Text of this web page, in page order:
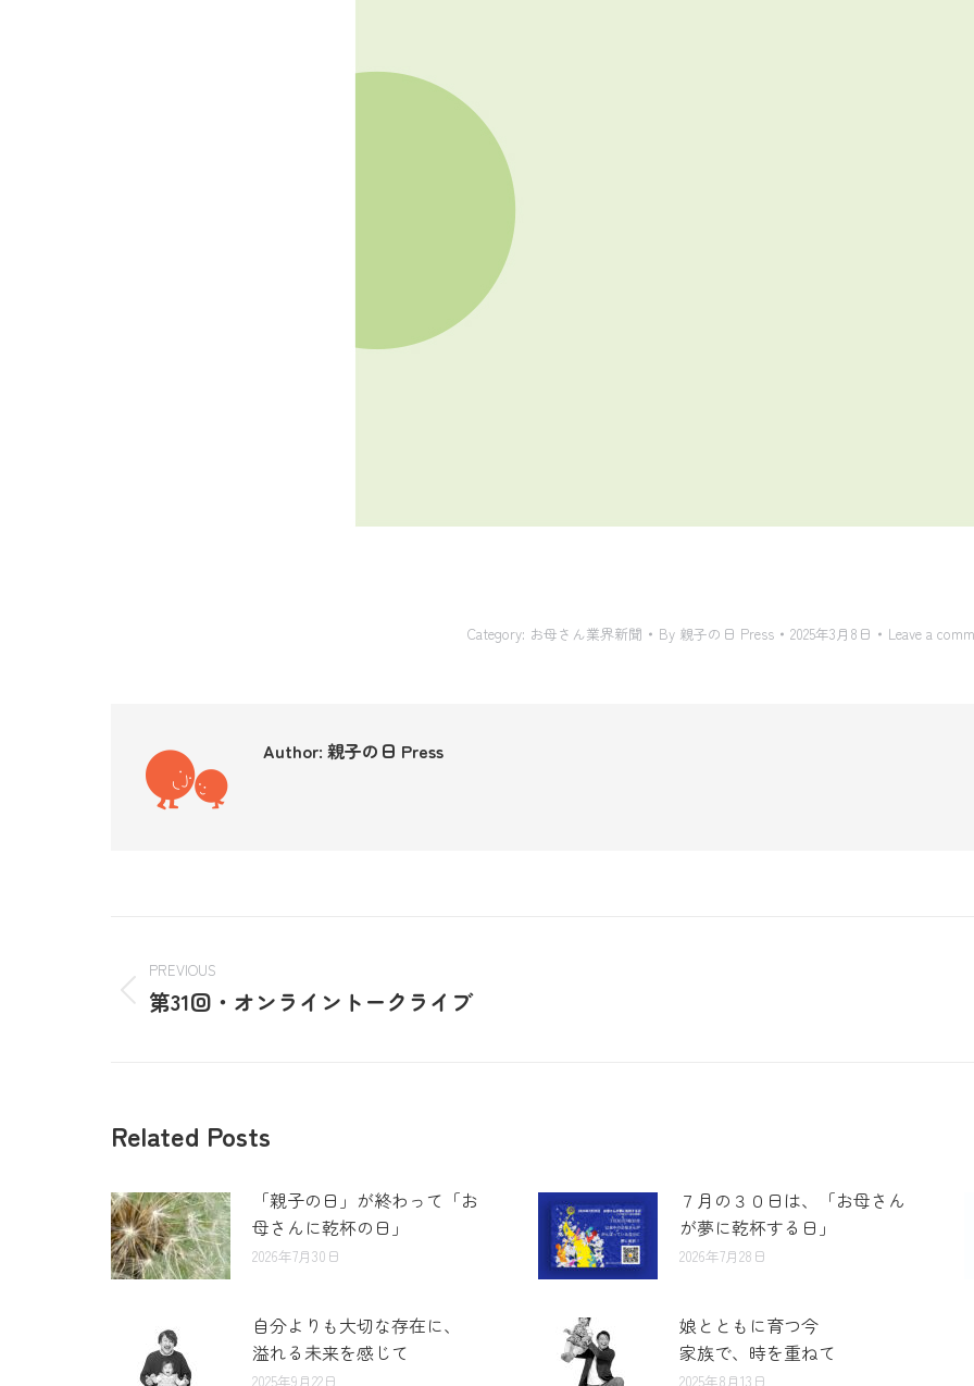
Category: お母さん業界新聞 By 親子の日 Press 2025年3月8日 Leave a
Author: 親子の日 Press
PREVIOUS
第31回・オンライントークライブ
Related Posts
「親子の日」が終わって「お
母さんに乾杯の日」
2026年7月30日
７月の３０日は、「お母さん
が夢に乾杯する日」
2026年7月28日
自分よりも大切な存在に、
溢れる未来を感じて
2025年9月22日
娘とともに育つ今
家族で、時を重ねて
2025年8月13日